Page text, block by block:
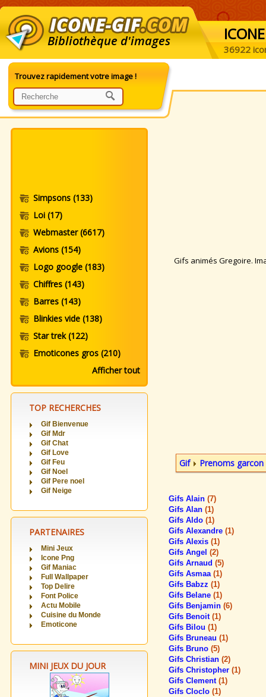
Bibliothèque d'images ICONE
36922
Trouvez rapidement votre image !
Simpsons (133)
Loi (17)
Webmaster(6617)
Avions (154)
Logo google (183)
Chiffres (143)
Barres (143)
Blinkies vide (138)
Star trek(122)
Emoticones gros (210)
Afficher tout
TOP RECHERCHES
Gif Bienvenue
Gif Mdr
Gif Chat
Gif Love
Gif Feu
Gif Noel
Gif Pere noel
Gif Neige
PARTENAIRES
Mini Jeux
Icone Png
Gif Maniac
Full Wallpaper
Top Delire
Font Police
Actu Mobile
Cuisine du Monde
Emoticone
MINI JEUX DU JOUR
Gifs animés Gregoire.
Gif Prenoms garcon
Gifs Alain (7)
Gifs Alan (1)
Gifs Aldo (1)
Gifs Alexandre (1)
Gifs Alexis (1)
Gifs Angel (2)
Gifs Arnaud (5)
Gifs Asmaa (1)
Gifs Babzz (1)
Gifs Belane (1)
Gifs Benjamin (6)
Gifs Benoit (1)
Gifs Bilou (1)
Gifs Bruneau (1)
Gifs Bruno (5)
Gifs Christian (2)
Gifs Christopher (1)
Gifs Clement (1)
Gifs Cloclo (1)